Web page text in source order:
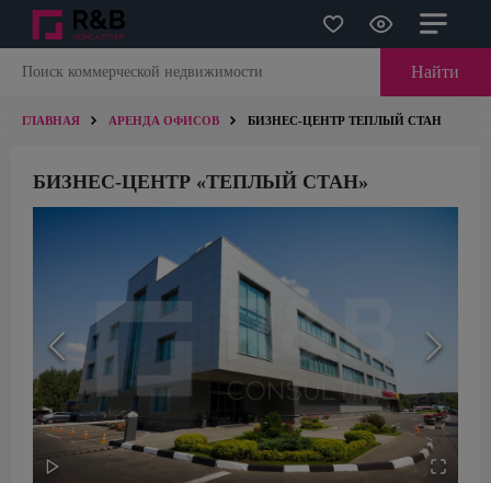
Найти
ГЛАВНАЯ АРЕНДА ОФИСОВ БИЗНЕС-ЦЕНТР ТЕПЛЫЙ СТАН
БИЗНЕС-ЦЕНТР «ТЕПЛЫЙ СТАН»